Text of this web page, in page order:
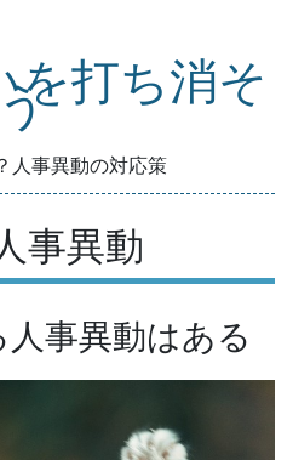
を打ち消そ
う
人事異動の対応策
事異動
事異動はある